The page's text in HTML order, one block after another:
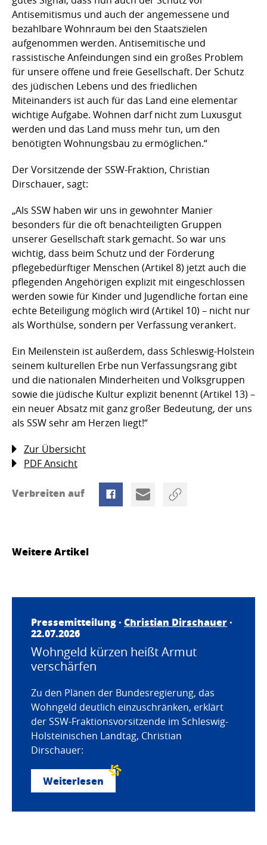
Antisemitismus und auch der angemessene und
bezahlbare Wohnraum bei den Staatszielen
aufgenommen werden. Antisemitische und
rassistische Anfeindungen sind ein großes Problem
für unsere offene und freie Gesellschaft. Der Schutz
des jüdischen Lebens und des friedlichen
Miteinanders ist auch für das Land eine elementar
wichtige Aufgabe. Wohnen darf nicht zum Luxusgut
werden und das Land muss mehr tun, um den
benötigten Wohnungsbau zu ermöglichen.“
Der Vorsitzende der SSW-Fraktion, Christian
Dirschauer, sagt:
„Als SSW haben wir uns in gewohnter Manier
besonders für die oft benachteiligten Gruppen
unserer Gesellschaft stark gemacht. So war uns
wichtig, dass beim Schutz und der Förderung
pflegebedürftiger Menschen (Artikel 8) jetzt auch die
pflegenden Angehörigen explizit mit eingeschlossen
werden sowie für Kinder und Jugendliche fortan eine
echte Beteiligung möglich wird (Artikel 10) – nicht nur
als Worthülse, sondern per Verfassung verankert.
Ein Meilenstein ist außerdem, dass Schleswig-Holstein
seinem kulturellen Erbe nun Verfassungsrang gibt
und die nationalen Minderheiten und Volksgruppen
sowie die jüdische Kultur explizit benennt (Artikel 13) –
ein neuer Absatz mit ganz großer Bedeutung, der uns
als SSW sehr am Herzen liegt!“
Zur Übersicht
PDF Ansicht
Verbreiten auf
Weitere Artikel
Pressemitteilung · Christian Dirschauer·
22.07.2026
Wohngeld kürzen heißt Armut
verschärfen
Zu den Plänen der Bundesregierung, das
Wohngeld deutlich einzuschränken, erklärt
der SSW-Fraktionsvorsitzende im Schleswig-
Holsteinischen Landtag, Christian
Dirschauer:
Weiterlesen